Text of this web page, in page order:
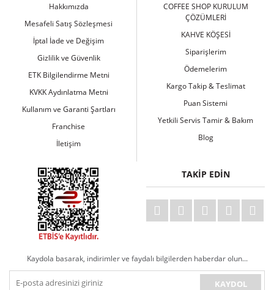
Hakkımızda
Mesafeli Satış Sözleşmesi
İptal İade ve Değişim
Gizlilik ve Güvenlik
ETK Bilgilendirme Metni
KVKK Aydınlatma Metni
Kullanım ve Garanti Şartları
Franchise
İletişim
COFFEE SHOP KURULUM
ÇÖZÜMLERİ
KAHVE KÖŞESİ
Siparişlerim
Ödemelerim
Kargo Takip & Teslimat
Puan Sistemi
Yetkili Servis Tamir & Bakım
Blog
TAKİP EDİN
Kaydola basarak, indirimler ve faydalı bilgilerden haberdar olun...
KAYDOL